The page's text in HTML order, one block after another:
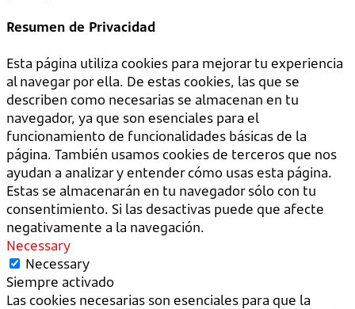
Resumen de Privacidad
Esta página utiliza cookies para mejorar tu experiencia
al navegar por ella. De estas cookies, las que se
describen como necesarias se almacenan en tu
navegador, ya que son esenciales para el
funcionamiento de funcionalidades básicas de la
página. También usamos cookies de terceros que nos
ayudan a analizar y entender cómo usas esta página.
Estas se almacenarán en tu navegador sólo con tu
consentimiento. Si las desactivas puede que afecte
negativamente a la navegación.
Necessary
Necessary
Siempre activado
Las cookies necesarias son esenciales para que la